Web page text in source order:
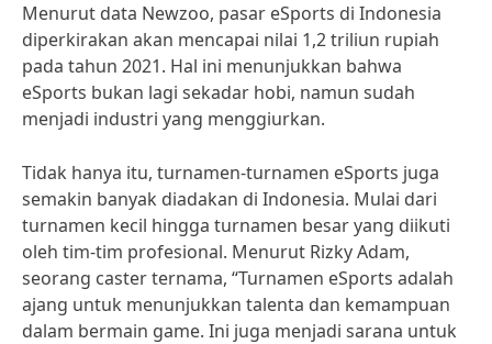
Menurut data Newzoo, pasar eSports di Indonesia
diperkirakan akan mencapai nilai 1,2 triliun rupiah
pada tahun 2021. Hal ini menunjukkan bahwa
eSports bukan lagi sekadar hobi, namun sudah
menjadi industri yang menggiurkan.
Tidak hanya itu, turnamen-turnamen eSports juga
semakin banyak diadakan di Indonesia. Mulai dari
turnamen kecil hingga turnamen besar yang diikuti
oleh tim-tim profesional. Menurut Rizky Adam,
seorang caster ternama, “Turnamen eSports adalah
ajang untuk menunjukkan talenta dan kemampuan
dalam bermain game. Ini juga menjadi sarana untuk